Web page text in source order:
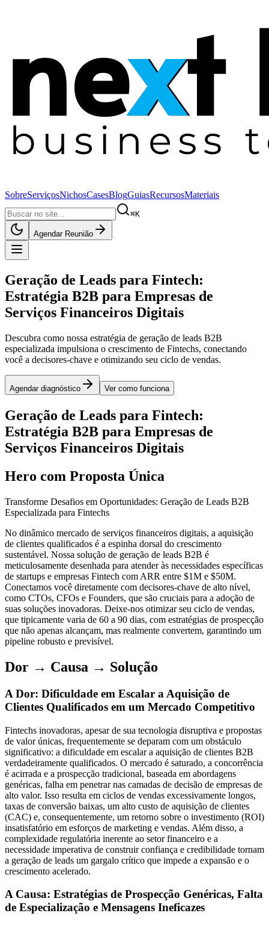
SobreServiçosNichosCasesBlogGuiasRecursosMateriais
⌘K
Agendar Reunião
Geração de Leads para Fintech:
Estratégia B2B para Empresas de
Serviços Financeiros Digitais
Descubra como nossa estratégia de geração de leads B2B
especializada impulsiona o crescimento de Fintechs, conectando
você a decisores-chave e otimizando seu ciclo de vendas.
Agendar diagnóstico Ver como funciona
Geração de Leads para Fintech:
Estratégia B2B para Empresas de
Serviços Financeiros Digitais
Hero com Proposta Única
Transforme Desafios em Oportunidades: Geração de Leads B2B
Especializada para Fintechs
No dinâmico mercado de serviços financeiros digitais, a aquisição
de clientes qualificados é a espinha dorsal do crescimento
sustentável. Nossa solução de geração de leads B2B é
meticulosamente desenhada para atender às necessidades específicas
de startups e empresas Fintech com ARR entre $1M e $50M.
Conectamos você diretamente com decisores-chave de alto nível,
como CTOs, CFOs e Founders, que são cruciais para a adoção de
suas soluções inovadoras. Deixe-nos otimizar seu ciclo de vendas,
que tipicamente varia de 60 a 90 dias, com estratégias de prospecção
que não apenas alcançam, mas realmente convertem, garantindo um
pipeline robusto e previsível.
Dor → Causa → Solução
A Dor: Dificuldade em Escalar a Aquisição de
Clientes Qualificados em um Mercado Competitivo
Fintechs inovadoras, apesar de sua tecnologia disruptiva e propostas
de valor únicas, frequentemente se deparam com um obstáculo
significativo: a dificuldade em escalar a aquisição de clientes B2B
verdadeiramente qualificados. O mercado é saturado, a concorrência
é acirrada e a prospecção tradicional, baseada em abordagens
genéricas, falha em penetrar nas camadas de decisão de empresas de
alto valor. Isso resulta em ciclos de vendas excessivamente longos,
taxas de conversão baixas, um alto custo de aquisição de clientes
(CAC) e, consequentemente, um retorno sobre o investimento (ROI)
insatisfatório em esforços de marketing e vendas. Além disso, a
complexidade regulatória inerente ao setor financeiro e a
necessidade imperativa de construir confiança e credibilidade tornam
a geração de leads um gargalo crítico que impede a expansão e o
crescimento acelerado.
A Causa: Estratégias de Prospecção Genéricas, Falta
de Especialização e Mensagens Ineficazes